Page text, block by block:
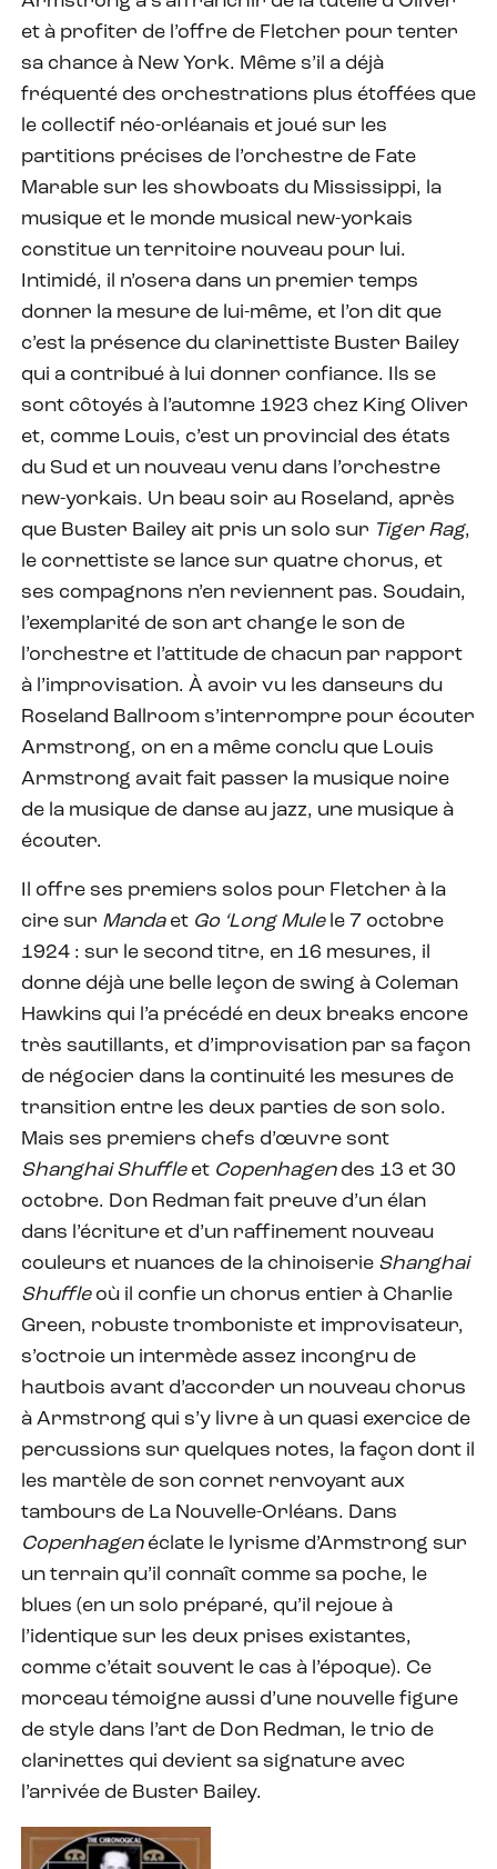
et à profiter de l’offre de Fletcher pour tenter
sa chance à New York. Même s’il a déjà
fréquenté des orchestrations plus étoffées que
le collectif néo-orléanais et joué sur les
partitions précises de l’orchestre de Fate
Marable sur les showboats du Mississippi, la
musique et le monde musical new-yorkais
constitue un territoire nouveau pour lui.
Intimidé, il n’osera dans un premier temps
donner la mesure de lui-même, et l’on dit que
c’est la présence du clarinettiste Buster Bailey
qui a contribué à lui donner confiance. Ils se
sont côtoyés à l’automne 1923 chez King Oliver
et, comme Louis, c’est un provincial des états
du Sud et un nouveau venu dans l’orchestre
new-yorkais. Un beau soir au Roseland, après
que Buster Bailey ait pris un solo sur Tiger Rag,
le cornettiste se lance sur quatre chorus, et
ses compagnons n’en reviennent pas. Soudain,
l’exemplarité de son art change le son de
l’orchestre et l’attitude de chacun par rapport
à l’improvisation. À avoir vu les danseurs du
Roseland Ballroom s’interrompre pour écouter
Armstrong, on en a même conclu que Louis
Armstrong avait fait passer la musique noire
de la musique de danse au jazz, une musique à
écouter.
Il offre ses premiers solos pour Fletcher à la
cire sur Manda et Go ‘Long Mule le 7 octobre
1924 : sur le second titre, en 16 mesures, il
donne déjà une belle leçon de swing à Coleman
Hawkins qui l’a précédé en deux breaks encore
très sautillants, et d’improvisation par sa façon
de négocier dans la continuité les mesures de
transition entre les deux parties de son solo.
Mais ses premiers chefs d’œuvre sont
Shanghai Shuffle et Copenhagen des 13 et 30
octobre. Don Redman fait preuve d’un élan
dans l’écriture et d’un raffinement nouveau
couleurs et nuances de la chinoiserie Shanghai
Shuffleoù il confie un chorus entier à Charlie
Green, robuste tromboniste et improvisateur,
s’octroie un intermède assez incongru de
hautbois avant d’accorder un nouveau chorus
à Armstrong qui s’y livre à un quasi exercice de
percussions sur quelques notes, la façon dont il
les martèle de son cornet renvoyant aux
tambours de La Nouvelle-Orléans. Dans
Copenhagenéclate le lyrisme d’Armstrong sur
un terrain qu’il connaît comme sa poche, le
blues (en un solo préparé, qu’il rejoue à
l’identique sur les deux prises existantes,
comme c’était souvent le cas à l’époque). Ce
morceau témoigne aussi d’une nouvelle figure
de style dans l’art de Don Redman, le trio de
clarinettes qui devient sa signature avec
l’arrivée de Buster Bailey.